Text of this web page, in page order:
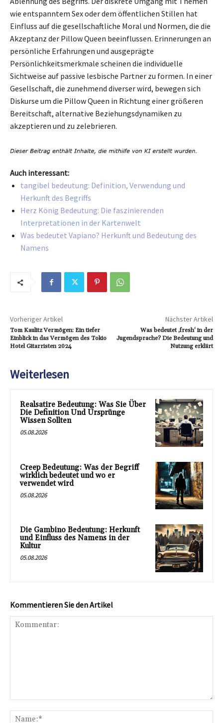
wie entspanntem Sex oder dem öffentlichen Stillen hat
Einfluss auf die gesellschaftliche Moral und Normen, die die
Akzeptanz der Pillow Queen beeinflussen. Erinnerungen an
persönliche Erfahrungen und ausgeprägte
Persönlichkeitsmerkmale scheinen die individuelle
Sichtweise auf passive lesbische Partner zu formen. In einer
Gesellschaft, die zunehmend diverser wird, bewegen sich
Diskurse um die Pillow Queen in Richtung einer größeren
Bereitschaft, alternative Beziehungsdynamiken zu
akzeptieren und zu zelebrieren.
Auch interessant:
tangibel bedeutung: Definition, Verwendung und
Herkunft des Begriffs
Herz König Bedeutung: Die faszinierenden
Interpretationen in der Kartenwelt
Was bedeutet Vapiano? Herkunft und Bedeutung des
Namens
Vorheriger Artikel
Tom Kaulitz Vermögen: Ein tiefer
Einblick in das Vermögen des Tokio
Hotel Gitarristen 2024
Nächster Artikel
Was bedeutet ‚fresh‘ in der
Jugendsprache? Die Bedeutung und
Nutzung erklärt
Weiterlesen
Realsatire Bedeutung: Was Sie Über
Die Definition Und Ursprünge
Wissen Sollten
05.08.2026
Creep Bedeutung: Was der Begriff
wirklich bedeutet und wo er
verwendet wird
05.08.2026
Die Gambino Bedeutung: Herkunft
und Einfluss des Namens in der
Kultur
05.08.2026
Kommentieren Sie den Artikel